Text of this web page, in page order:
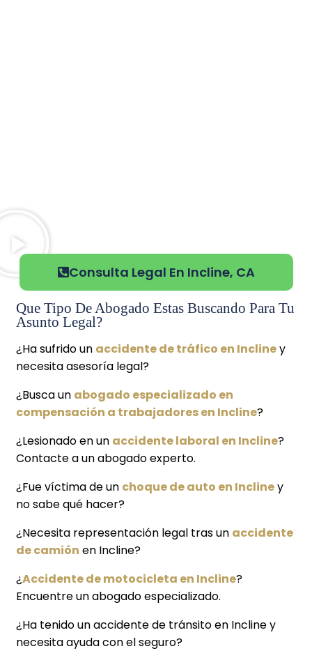
Consulta Legal En Incline, CA
Que Tipo De Abogado Estas Buscando Para Tu
Asunto Legal?
¿Ha sufrido un accidente de tráfico en Incliney
necesita asesoría legal?
¿Busca un abogado especializado en
compensación a trabajadores en Incline?
¿Lesionado en un accidente laboral en Incline?
Contacte a un abogado experto.
¿Fue víctima de un choque de auto en Incliney
no sabe qué hacer?
¿Necesita representación legal tras un accidente
de camión en Incline?
¿Accidente de motocicleta en Incline?
Encuentre un abogado especializado.
¿Ha tenido un accidente de tránsito en Incline y
necesita ayuda con el seguro?